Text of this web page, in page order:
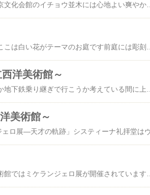
２週間前と比べて上野の杜は新緑が競い合い東京文化会館のイチョウ並木には心地よい爽やかな風が吹いていました国立西洋美術館ではハンマースホイの絵が見られます日常生活のなかにある空間はハンマースホイの手にかかると静寂感のある世界となります国立西洋美術館の庭で今日の白い花をみつけました白い花がテーマの庭にかわいい花があちらこちらに零れ種が飛んだのですねう～ん、この花の名前はなんというのだろうか？長年ここに居るけれど誰も教えてくれないのだそれにしても今日はなんという日だ背中が暑いぞーこれが問題だ私に聞かれても(＾ｰ^)ノこれからランチですものもちろん ’すいれん’でワンパターンのねぴねぴですヴィルハム・ハンマースホイハンマースホイというのが正式なようで文中、ハンマースホイと訂正しました。お花の名前マツバウンランオクチャン、ｈｉｒｏ１８０３ さん、教えていただきありがとうございます。
洋美術館～
美術館～